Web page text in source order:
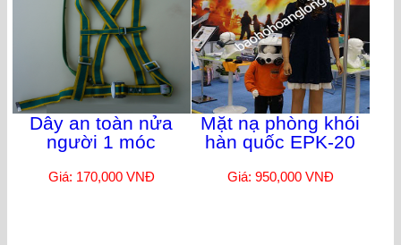
Dây an toàn nửa
người 1 móc
Giá: 170,000 VNĐ
Mặt nạ phòng khói
hàn quốc EPK-20
Giá: 950,000 VNĐ